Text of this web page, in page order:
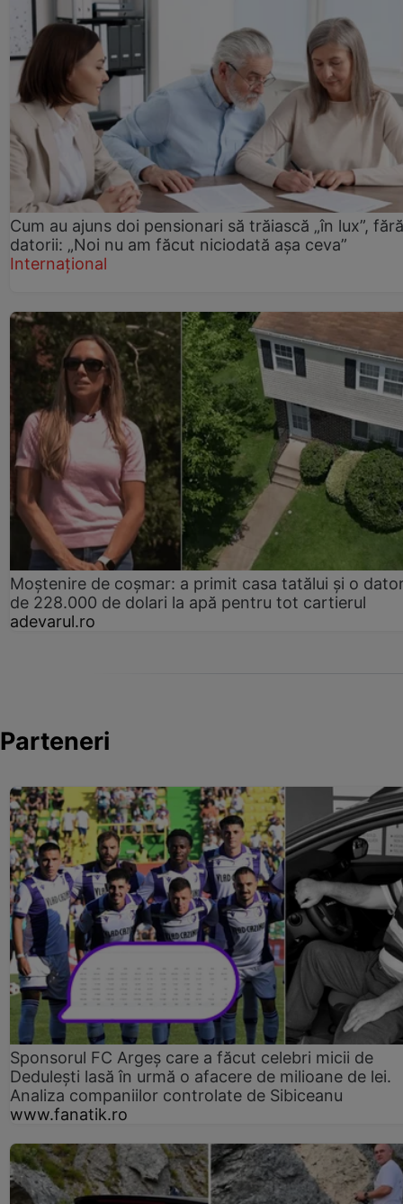
Cum au ajuns doi pensionari să trăiască „în lux”, fără
datorii: „Noi nu am făcut niciodată așa ceva”
Internațional
Moștenire de coșmar: a primit casa tatălui și o
de 228.000 de dolari la apă pentru tot cartierul
adevarul.ro
Parteneri
Sponsorul FC Argeș care a făcut celebri micii de
Dedulești lasă în urmă o afacere de milioane de lei.
Analiza companiilor controlate de Sibiceanu
www.fanatik.ro